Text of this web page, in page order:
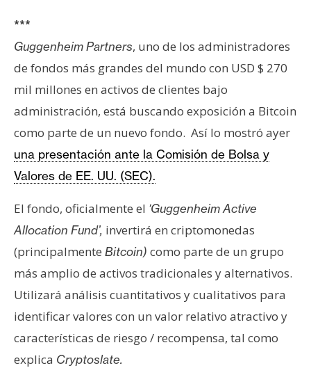
E
t
h
r
e
u
m
A
A
n
á
l
i
***
Guggenheim Partners, uno de los administradores
de fondos más grandes del mundo con USD $ 270
mil millones en activos de clientes bajo
administración, está buscando exposición a Bitcoin
como parte de un nuevo fondo. Así lo mostró ayer
una presentación ante la Comisión de Bolsa y
Valores de EE. UU. (SEC).
El fondo, oficialmente el ‘Guggenheim Active
Allocation Fund’, invertirá en criptomonedas
(principalmente Bitcoin) como parte de un grupo
más amplio de activos tradicionales y alternativos.
Utilizará análisis cuantitativos y cualitativos para
identificar valores con un valor relativo atractivo y
características de riesgo / recompensa, tal como
explica Cryptoslate.